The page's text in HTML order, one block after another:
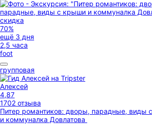
скидка
70%
ещё 3 дня
2,5 часа
foot
групповая
Алексей
4,87
1702 отзыва
Питер романтиков: дворы, парадные, виды
и коммуналка Довлатова